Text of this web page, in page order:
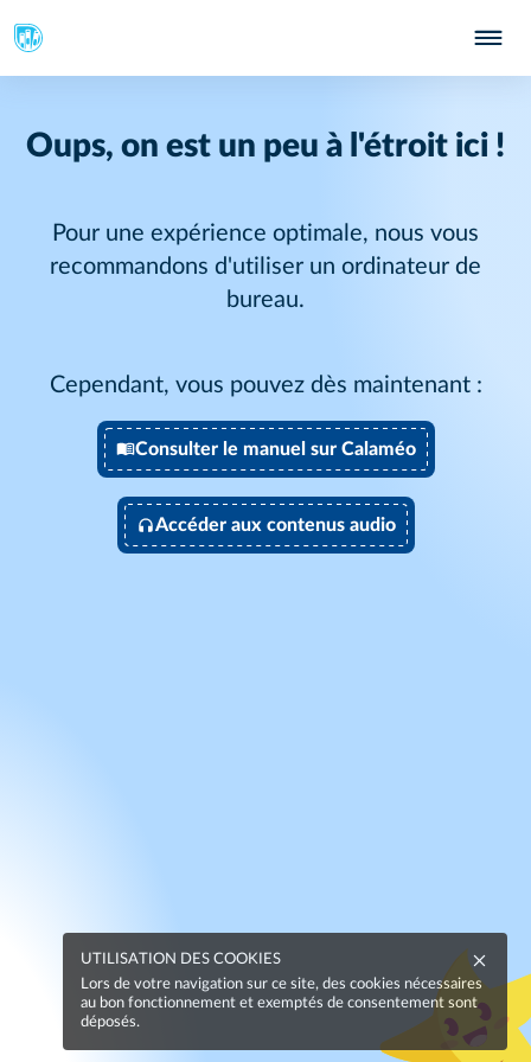
Oups, on est un peu à l'étroit ici !
Pour une expérience optimale, nous vous
recommandons d'utiliser un ordinateur de
bureau.
Cependant, vous pouvez dès maintenant :
Consulter le manuel sur Calaméo
Accéder aux contenus audio
UTILISATION DES COOKIES
Lors de votre navigation sur ce site, des cookies nécessaires
au bon fonctionnement et exemptés de consentement sont
déposés.